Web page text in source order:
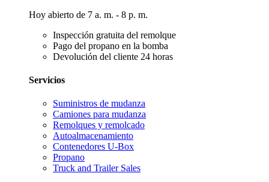
Hoy abierto de 7 a. m. - 8 p. m.
Inspección gratuita del remolque
Pago del propano en la bomba
Devolución del cliente 24 horas
Servicios
Suministros de mudanza
Camiones para mudanza
Remolques y remolcado
Autoalmacenamiento
Contenedores U-Box
Propano
Truck and Trailer Sales